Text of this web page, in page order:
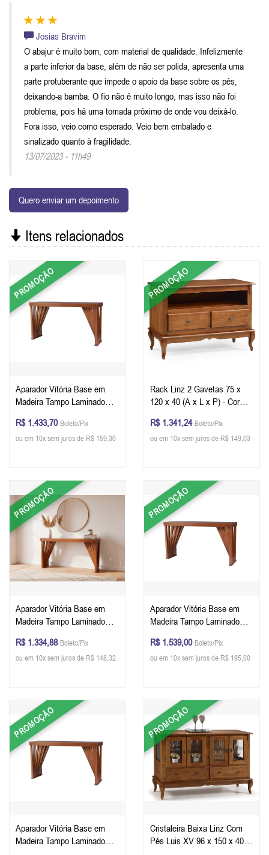
Josias Bravim
O abajur é muito bom, com material de qualidade. Infelizmente
a parte inferior da base, além de não ser polida, apresenta uma
parte protuberante que impede o apoio da base sobre os pés,
deixando-a bamba. O fio não é muito longo, mas isso não foi
problema, pois há uma tomada próximo de onde vou deixá-lo.
Fora isso, veio como esperado. Veio bem embalado e
sinalizado quanto à fragilidade.
13/07/2023 - 11h49
Quero enviar um depoimento
Itens relacionados
PROMOÇÃO
Aparador Vitória Base em
Madeira Tampo Laminado
Pinhão
R$ 1.433,70 Boleto/Pix
ou em 10x sem juros de R$ 159,30
PROMOÇÃO
Rack Linz 2 Gavetas 75 x
120 x 40 (A x L x P) - Cor
R$ 1.341,24 Boleto/Pix
ou em 10x sem juros de R$ 149,03
PROMOÇÃO
Aparador Vitória Base em
Madeira Tampo Laminado
Pinhão
R$ 1.334,88 Boleto/Pix
ou em 10x sem juros de R$ 148,32
PROMOÇÃO
Aparador Vitória Base em
Madeira Tampo Laminado
Pinhão
R$ 1.539,00 Boleto/Pix
ou em 10x sem juros de R$ 195,00
PROMOÇÃO
Aparador Vitória Base em
Madeira Tampo Laminado
PROMOÇÃO
Cristaleira Baixa Linz Com
Pés Luis XV 96 x 150 x 40